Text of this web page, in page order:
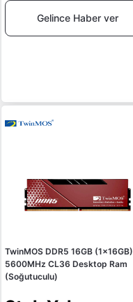
Gelince Haber ver
TwinMOS DDR5 16GB (1x16GB)
5600MHz CL36 Desktop Ram
(Soğutuculu)